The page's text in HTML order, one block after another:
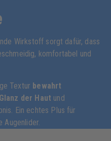
Wirkstoff sorgt dafür, dass
komfortabel und
Textur bewahrt
der Haut und
Ein echtes Plus für
Augenlider.